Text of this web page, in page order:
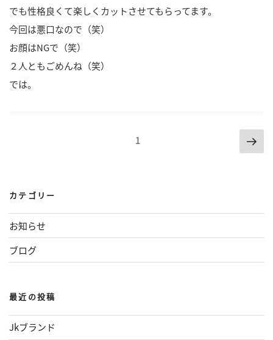
でも性格良くて楽しくカットさせてもらってます。
今回は悪口なので（笑）
お顔はNGで（笑）
２人ともごめんね（笑）
では。
ペ
ー
ジ
送
1 次
の
カテゴリー
お知らせ
ブログ
最近の投稿
Jkブランド